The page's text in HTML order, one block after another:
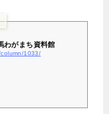
わがまち資料館
1033/